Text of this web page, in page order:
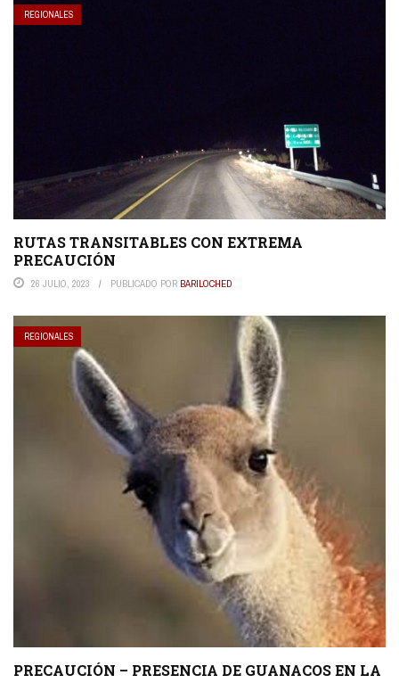
REGIONALES
RUTAS TRANSITABLES CON EXTREMA
PRECAUCIÓN
26 JULIO, 2023 PUBLICADO POR BARILOCHED
REGIONALES
PRECAUCIÓN – PRESENCIA DE GUANACOS EN LA